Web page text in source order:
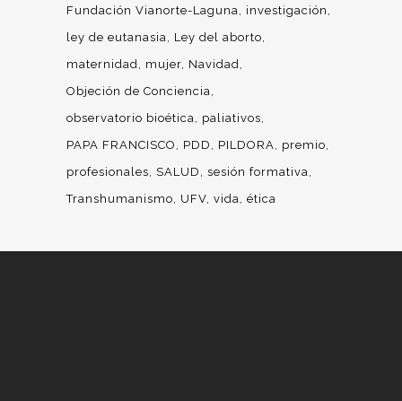
Fundación Vianorte-Laguna
investigación
ley de eutanasia
Ley del aborto
maternidad
mujer Navidad
Objeción de Conciencia
observatorio bioética
paliativos
PAPA FRANCISCO
PDD PILDORA
premio
profesionales
SALUD
sesión formativa
Transhumanismo
UFV vida ética